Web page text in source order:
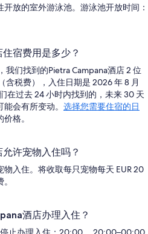
放的室外游泳池。游泳池开放时间：
宿费用是多少？
我们找到的Pietra Campana酒店 2 位
含税费），入住日期是 2026 年 8 月
在过去 24 小时内找到的，未来 30 天
会有所变动。 选择您需要住宿的日
格。
许宠物入住吗？
入住。将收取每只宠物每天 EUR 20
酒店办理入住？